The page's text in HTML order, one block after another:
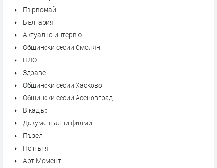
Първомай
България
Актуално интервю
Общински сесии Смолян
НЛО
Здраве
Общински сесии Хасково
Общински сесии Асеновград
В кадър
Документални филми
Пъзел
По пътя
Арт Момент